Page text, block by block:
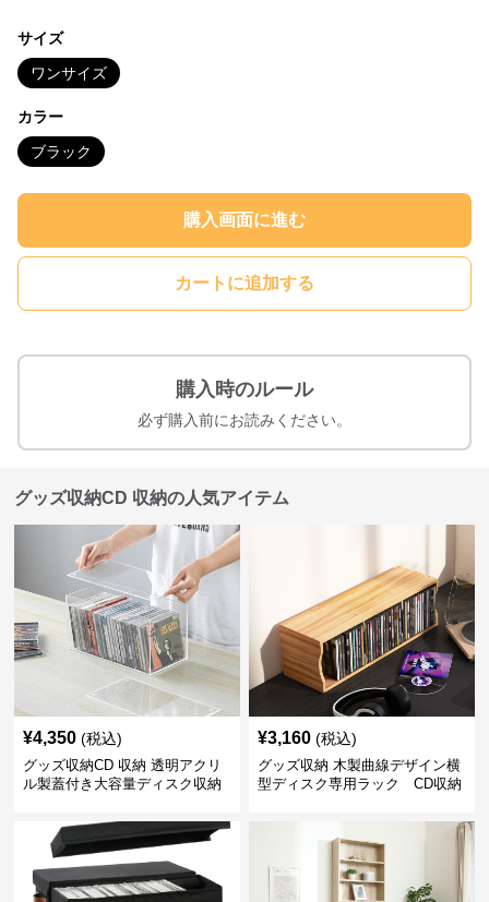
サイズ
ワンサイズ
カラー
ブラック
購入画面に進む
カートに追加する
購入時のルール
必ず購入前にお読みください。
グッズ収納CD 収納の人気アイテム
¥4,350 (税込)
グッズ収納CD 収納 透明アクリ
ル製蓋付き大容量ディスク収納
¥3,160 (税込)
グッズ収納 木製曲線デザイン横
型ディスク専用ラック CD収納